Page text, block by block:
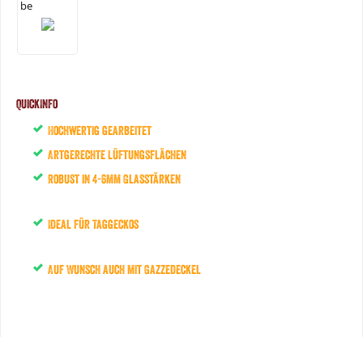
QuickInfo
Hochwertig gearbeitet
Artgerechte Lüftungsflächen
Robust in 4-6mm Glasstärken
Ideal für Taggeckos
Auf Wunsch auch mit Gazzedeckel